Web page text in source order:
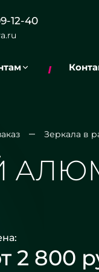
12-40
Зеркала в
2 800